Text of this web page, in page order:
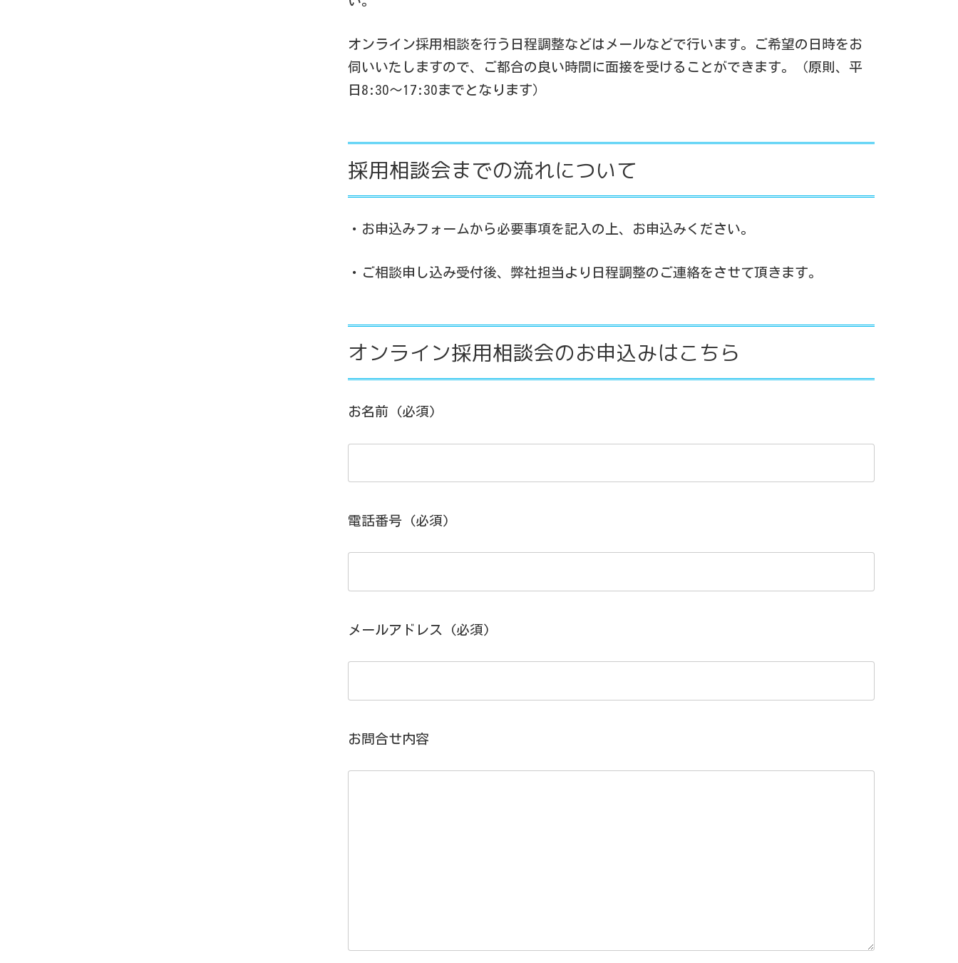
オンライン採用相談を行う日程調整などはメールなどで行います。ご希望の日時をお
伺いいたしますので、ご都合の良い時間に面接を受けることができます。（原則、平
日8:30～17:30までとなります）
採用相談会までの流れについて
・お申込みフォームから必要事項を記入の上、お申込みください。
・ご相談申し込み受付後、弊社担当より日程調整のご連絡をさせて頂きます。
オンライン採用相談会のお申込みはこちら
お名前 (必須)
電話番号 (必須)
メールアドレス (必須)
お問合せ内容